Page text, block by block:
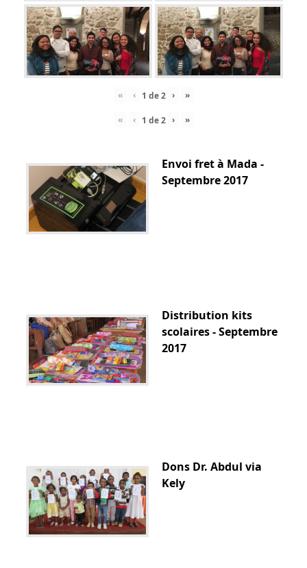
« ‹ 1 de2 › »
« ‹ 1 de2 › »
Envoi fret à Mada -
Septembre 2017
Distribution kits
scolaires - Septembre
2017
Dons Dr. Abdul via
Kely